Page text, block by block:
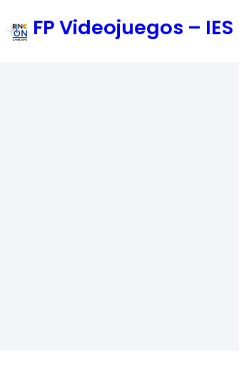
al
FP Videojuegos –